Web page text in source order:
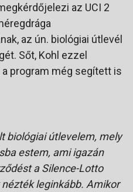
az UCI 2
az ún. biológiai útlevél
Sőt, Kohl ezzel
program még segített is
biológiai útlevelem, mely
estem, ami igazán
a Silence-Lotto
leginkább. Amikor